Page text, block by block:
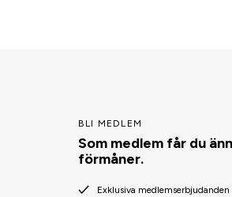
BLI MEDLEM
Som medlem får du
förmåner.
Exklusiva medlemserbjudanden